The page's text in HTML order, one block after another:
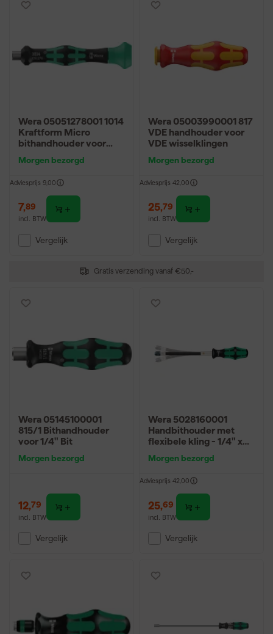
Gratis verzending vanaf €50,-
Wera 05051278001 1014
Kraftform Micro
bithandhouder voor
Morgen bezorgd
Adviesprijs 9,00
7,89
incl. BTW
Vergelijk
Wera 05003990001 817
VDE handhouder voor
VDE wisselklingen
Morgen bezorgd
Adviesprijs 42,00
25,79
incl. BTW
Vergelijk
Wera 05145100001
815/1 Bithandhouder
voor 1/4" Bit
Morgen bezorgd
12,79
incl. BTW
Vergelijk
Wera 5028160001
Handbithouder met
flexibele kling - 1/4" x
Morgen bezorgd
Adviesprijs 42,00
25,69
incl. BTW
Vergelijk